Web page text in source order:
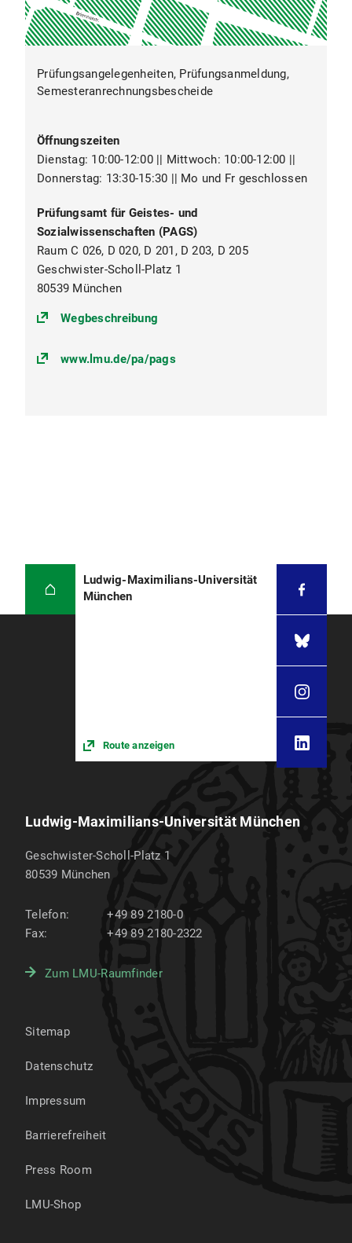
Prüfungsangelegenheiten, Prüfungsanmeldung,
Semesteranrechnungsbescheide
Öffnungszeiten
Dienstag: 10:00-12:00 || Mittwoch: 10:00-12:00 ||
Donnerstag: 13:30-15:30 || Mo und Fr geschlossen
Prüfungsamt für Geistes- und
Sozialwissenschaften (PAGS)
Raum C 026, D 020, D 201, D 203, D 205
Geschwister-Scholl-Platz 1
80539 München
Wegbeschreibung
www.lmu.de/pa/pags
Ludwig-Maximilians-Universität
München
Route anzeigen
Ludwig-Maximilians-Universität München
Geschwister-Scholl-Platz 1
80539 München
Telefon:
+49 89 2180-0
Fax:
+49 89 2180-2322
Zum LMU-Raumfinder
Sitemap
Datenschutz
Impressum
Barrierefreiheit
Press Room
LMU-Shop